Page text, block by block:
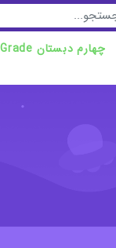
Grade چهارم دبستان